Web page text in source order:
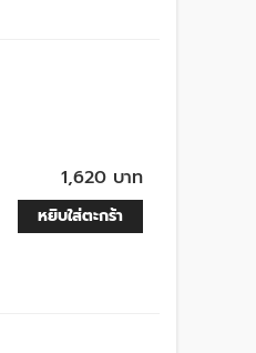
1,620 บาท
หยิบใส่ตะกร้า